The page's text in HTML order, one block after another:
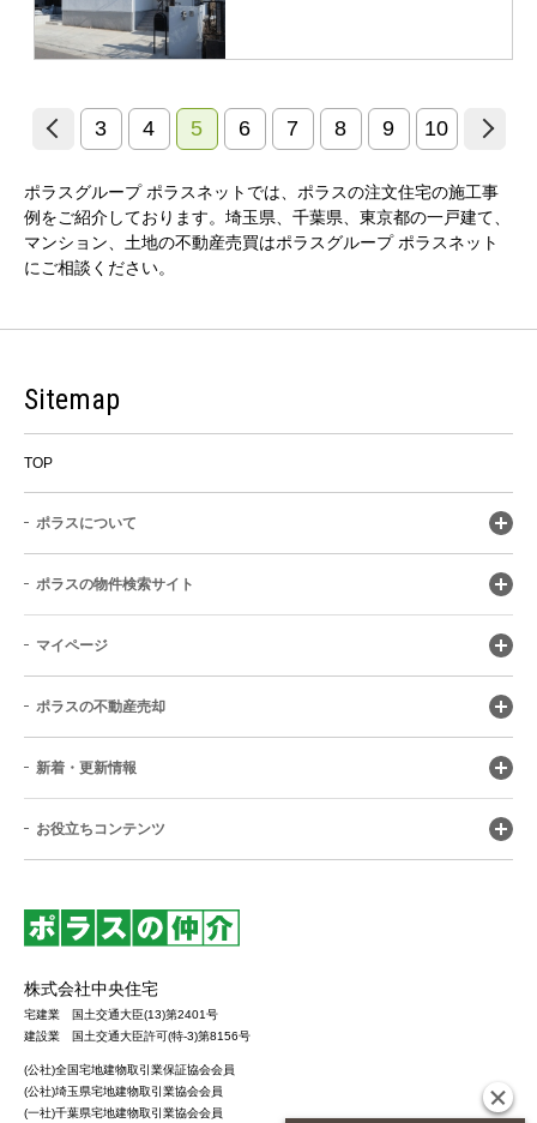
3 4 5 6 7 8 9 10
ポラスグループ ポラスネットでは、ポラスの注文住宅の施工事
例をご紹介しております。埼玉県、千葉県、東京都の一戸建て、
マンション、土地の不動産売買はポラスグループ ポラスネット
にご相談ください。
Sitemap
TOP
ポラスについて
ポラスの物件検索サイト
マイページ
ポラスの不動産売却
新着・更新情報
お役立ちコンテンツ
株式会社中央住宅
宅建業 国土交通大臣(13)第2401号
建設業 国土交通大臣許可(特-3)第8156号
(公社)全国宅地建物取引業保証協会会員
(公社)埼玉県宅地建物取引業協会会員
(一社)千葉県宅地建物取引業協会会員